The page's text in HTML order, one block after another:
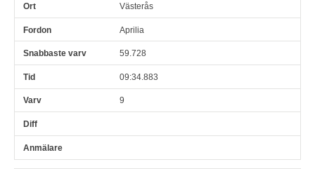
Västerås
Aprilia
59.728
09:34.883
9